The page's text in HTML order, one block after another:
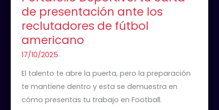
de presentación ante los
reclutadores de fútbol
americano
17/10/2025
El talento te abre la puerta, pero la preparación
te mantiene dentro y esta se demuestra en
cómo presentas tu trabajo en Football.
carta
de
presentación
ante
reclutadores
de
fútbol